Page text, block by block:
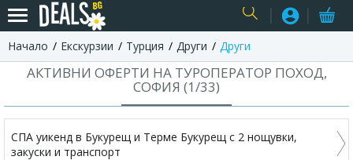
Начало Екскурзии Турция Други Други
АКТИВНИ ОФЕРТИ НА ТУРОПЕРАТОР ПОХОД,
СОФИЯ (1/33)
СПА уикенд в Букурещ и Терме Букурещ с 2 нощувки,
закуски и транспорт